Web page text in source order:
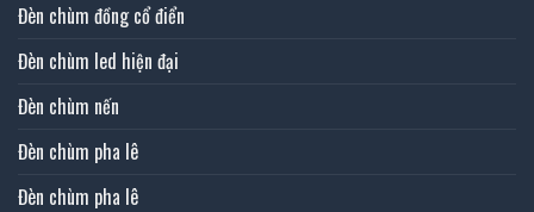
Đèn chùm đồng cổ điển
Đèn chùm led hiện đại
Đèn chùm nến
Đèn chùm pha lê
Đèn chùm pha lê